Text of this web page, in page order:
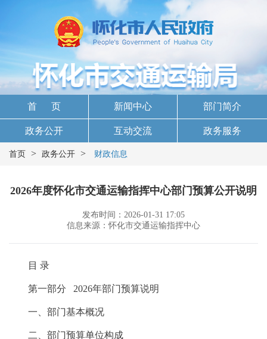
首 页 新闻中心 部门简介
政务公开 互动交流 政务服务
首页 > 政务公开 > 财政信息
2026年度怀化市交通运输指挥中心部门预算公开说明
发布时间：2026-01-31 17:05
信息来源：怀化市交通运输指挥中心
目 录
第一部分 2026年部门预算说明
一、部门基本概况
二、部门预算单位构成